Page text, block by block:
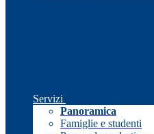
Servizi
Panoramica
Famiglie e studenti